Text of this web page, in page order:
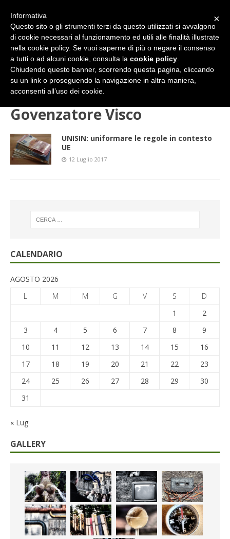
Govenzatore Visco
Govenzatore Visco
UNISIN: uniformare le regole in contesto
UE
12 Luglio 2017
CALENDARIO
AGOSTO 2026
L
M M G V S
D
1
2
3
4 5 6 7 8
9
10
11 12 13 14 15
16
17
18 19 20 21 22
23
24
25 26 27 28 29
30
31
« Lug
GALLERY
×
Informativa
Questo sito o gli strumenti terzi da questo utilizzati si avvalgono
di cookie necessari al funzionamento ed utili alle finalità illustrate
nella cookie policy. Se vuoi saperne di più o negare il consenso
a tutti o ad alcuni cookie, consulta la cookie policy
Chiudendo questo banner, scorrendo questa pagina, cliccando
su un link o proseguendo la navigazione in altra maniera,
acconsenti all’uso dei cookie.